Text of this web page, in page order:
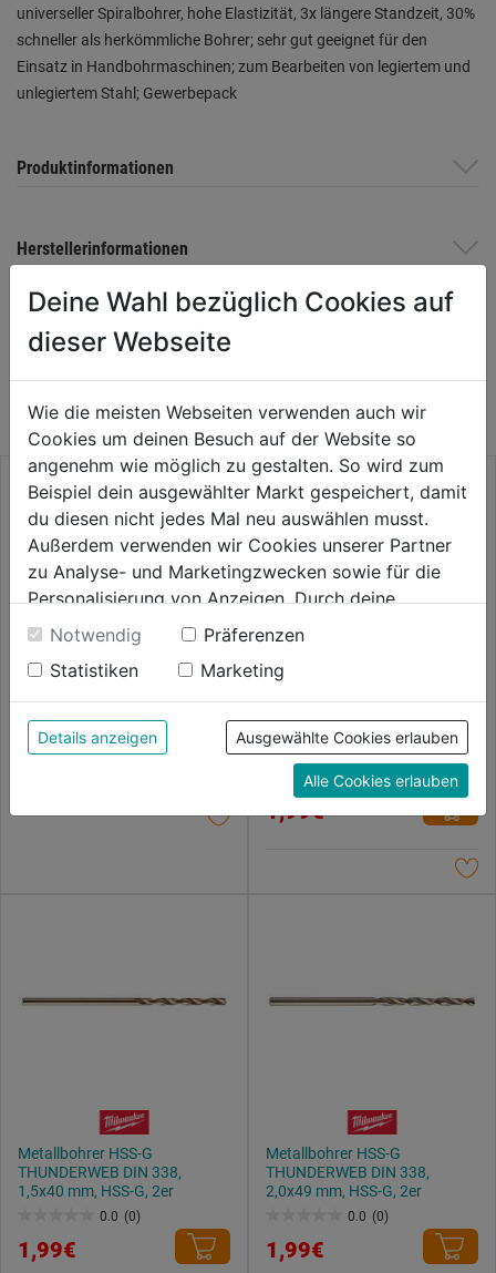
universeller Spiralbohrer, hohe Elastizität, 3x längere Standzeit, 30%
schneller als herkömmliche Bohrer; sehr gut geeignet für den
Einsatz in Handbohrmaschinen; zum Bearbeiten von legiertem und
unlegiertem Stahl; Gewerbepack
Produktinformationen
Herstellerinformationen
WEITERE PRODUKTE AUS DIESER
KATEGORIE
Spiralbohrer HSS rollgewalzt
DIN 338
0.0 (0)
0.0
von
1,89€
THUNDERWEB DIN 338,
1,0x34 mm, HSS-G, 2er
0.0 (0)
von
1,99€
Metallbohrer HSS-G
THUNDERWEB DIN 338,
1,5x40 mm, HSS-G, 2er
0.0 (0)
von
1,99€
Metallbohrer HSS-G
THUNDERWEB DIN 338,
2,0x49 mm, HSS-G, 2er
0.0 (0)
von
1,99€
Deine Wahl bezüglich Cookies auf
dieser Webseite
Wie die meisten Webseiten verwenden auch wir
Cookies um deinen Besuch auf der Website so
angenehm wie möglich zu gestalten. So wird zum
Beispiel dein ausgewählter Markt gespeichert, damit
du diesen nicht jedes Mal neu auswählen musst.
Außerdem verwenden wir Cookies unserer Partner
zu Analyse- und Marketingzwecken sowie für die
Personalisierung von Anzeigen. Durch deine
Einwilligung werden die Daten von Drittanbieter,
unter anderem auch in den USA, verarbeitet.
Durch Klick auf "Alle Cookies erlauben" stimmst du
der Verwendung aller Cookies zu. Unter "Details
anzeigen" findest du alle Infos zu den
unterschiedlichen Cookies, unter "Cookies
Konfigurieren" kannst du auswählen, welche Cookies
du zulassen möchtest und welche nicht.
Notwendig
Präferenzen
Statistiken
Marketing
Details anzeigen Ausgewählte Cookies erlauben
Alle Cookies erlauben